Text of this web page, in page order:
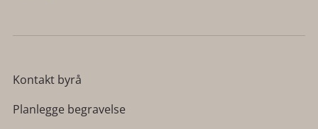
Kontakt byrå
Planlegge begravelse